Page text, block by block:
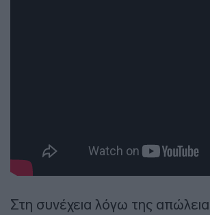
Στη συνέχεια λόγω της